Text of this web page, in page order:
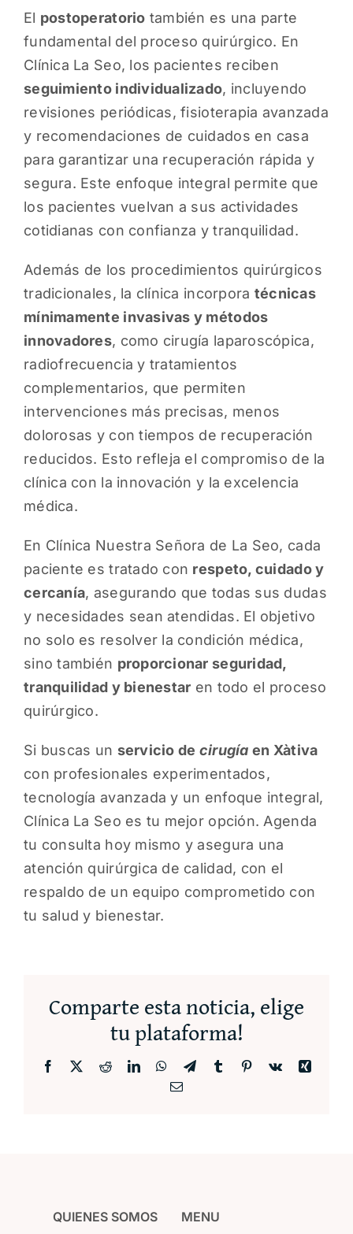
El postoperatorio también es una parte
fundamental del proceso quirúrgico. En
Clínica La Seo, los pacientes reciben
seguimiento individualizado, incluyendo
revisiones periódicas, fisioterapia avanzada
y recomendaciones de cuidados en casa
para garantizar una recuperación rápida y
segura. Este enfoque integral permite que
los pacientes vuelvan a sus actividades
cotidianas con confianza y tranquilidad.
Además de los procedimientos quirúrgicos
tradicionales, la clínica incorpora técnicas
mínimamente invasivas y métodos
innovadores, como cirugía laparoscópica,
radiofrecuencia y tratamientos
complementarios, que permiten
intervenciones más precisas, menos
dolorosas y con tiempos de recuperación
reducidos. Esto refleja el compromiso de la
clínica con la innovación y la excelencia
médica.
En Clínica Nuestra Señora de La Seo, cada
paciente es tratado con respeto, cuidado y
cercanía, asegurando que todas sus dudas
y necesidades sean atendidas. El objetivo
no solo es resolver la condición médica,
sino también proporcionar seguridad,
tranquilidad y bienestar en todo el proceso
quirúrgico.
Si buscas un servicio de cirugía en Xàtiva
con profesionales experimentados,
tecnología avanzada y un enfoque integral,
Clínica La Seo es tu mejor opción. Agenda
tu consulta hoy mismo y asegura una
atención quirúrgica de calidad, con el
respaldo de un equipo comprometido con
tu salud y bienestar.
Comparte esta noticia, elige
tu plataforma!
Facebook RedditLinkedInWhatsApp
TelegramTumblr Pinterest
Vk
Xing
Correo
QUIENES SOMOS MENU